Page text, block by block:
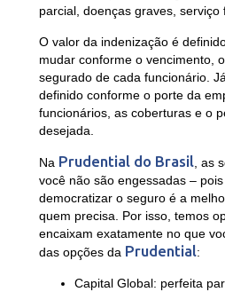
parcial, doenças graves, serviço
O valor da indenização é
mudar conforme o vencimento,
segurado de cada funcionário.
definido conforme o porte da
funcionários, as coberturas e o
desejada.
Na Prudential do Brasil, as
você não são engessadas –
democratizar o seguro é a
quem precisa. Por isso, temos
encaixam exatamente no que
das opções da Prudential:
Capital Global: perfeita